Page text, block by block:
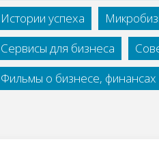
Истории успеха
Сервисы для бизнеса
Фильмы о бизнесе, финансах